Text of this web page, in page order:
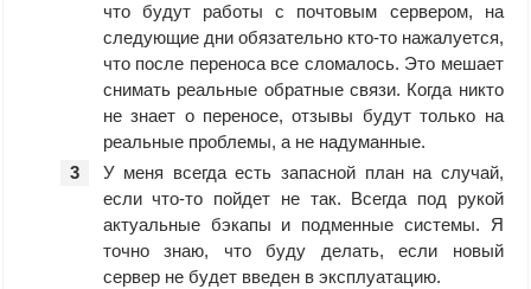
что будут работы с почтовым сервером, на
следующие дни обязательно кто-то нажалуется,
что после переноса все сломалось. Это мешает
снимать реальные обратные связи. Когда никто
не знает о переносе, отзывы будут только на
реальные проблемы, а не надуманные.
У меня всегда есть запасной план на случай,
если что-то пойдет не так. Всегда под рукой
актуальные бэкапы и подменные системы. Я
точно знаю, что буду делать, если новый
сервер не будет введен в эксплуатацию.